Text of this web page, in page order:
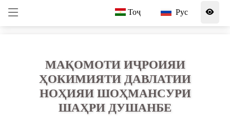
Тоҷ Рус
МАҚОМОТИ ИҶРОИЯИ
ҲОКИМИЯТИ ДАВЛАТИИ
НОҲИЯИ ШОҲМАНСУРИ
ШАҲРИ ДУШАНБЕ